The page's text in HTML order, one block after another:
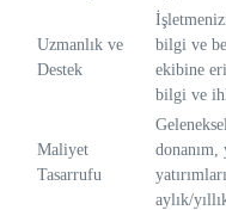
Uzmanlık ve
Destek
bilgi ve
ekibine
bilgi ve
Maliyet
Tasarrufu
donanım,
aylık/